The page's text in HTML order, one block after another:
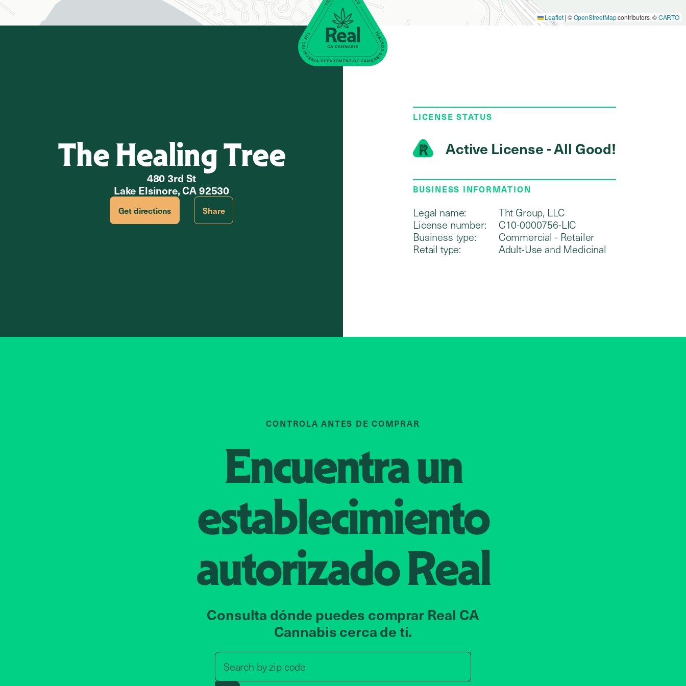
Leaflet | ©OpenStreetMapcontributors, ©CARTO
The Healing Tree
480 3rd St
Lake Elsinore, CA 92530
Get directions Share
LICENSE STATUS
Active License - All Good!
BUSINESS INFORMATION
Legal name:
Tht Group, LLC
License number:
C10-0000756-LIC
Business type:
Commercial - Retailer
Retail type:
Adult-Use and Medicinal
CONTROLA ANTES DE COMPRAR
Encuentra un
establecimiento
autorizadoReal
Consulta dónde puedes comprar Real CA
Cannabis cerca de ti.
Search byzip code
Search by zip code, address, or store name